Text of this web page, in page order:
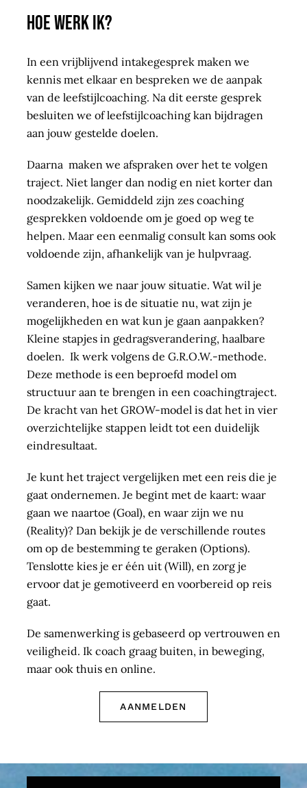
Hoe werk ik?
In een vrijblijvend intakegesprek maken we
kennis met elkaar en bespreken we de aanpak
van de leefstijlcoaching. Na dit eerste gesprek
besluiten we of leefstijlcoaching kan bijdragen
aan jouw gestelde doelen.
Daarna maken we afspraken over het te volgen
traject. Niet langer dan nodig en niet korter dan
noodzakelijk. Gemiddeld zijn zes coaching
gesprekken voldoende om je goed op weg te
helpen. Maar een eenmalig consult kan soms ook
voldoende zijn, afhankelijk van je hulpvraag.
Samen kijken we naar jouw situatie. Wat wil je
veranderen, hoe is de situatie nu, wat zijn je
mogelijkheden en wat kun je gaan aanpakken?
Kleine stapjes in gedragsverandering, haalbare
doelen. Ik werk volgens de G.R.O.W.-methode.
Deze methode is een beproefd model om
structuur aan te brengen in een coachingtraject.
De kracht van het GROW-model is dat het in vier
overzichtelijke stappen leidt tot een duidelijk
eindresultaat.
Je kunt het traject vergelijken met een reis die je
gaat ondernemen. Je begint met de kaart: waar
gaan we naartoe (Goal), en waar zijn we nu
(Reality)? Dan bekijk je de verschillende routes
om op de bestemming te geraken (Options).
Tenslotte kies je er één uit (Will), en zorg je
ervoor dat je gemotiveerd en voorbereid op reis
gaat.
De samenwerking is gebaseerd op vertrouwen en
veiligheid. Ik coach graag buiten, in beweging,
maar ook thuis en online.
AANMELDEN